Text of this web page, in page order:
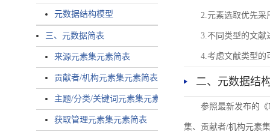
元数据结构模型
三、元数据简表
来源元素集元素简表
贡献者/机构元素集元素简表
主题/分类/关键词元素集元素简表
获取管理元素集元素简表
2.元素选取优先采
3.不同类型的文献
4.考虑文献类型的
二、元数据结
参照最新发布的
集、贡献者/机构元素